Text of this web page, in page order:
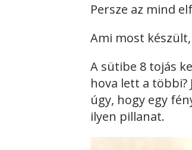
Persze az mind
Ami most
A sütibe 8 tojás
hova lett a többi?
úgy, hogy egy
ilyen pillanat.